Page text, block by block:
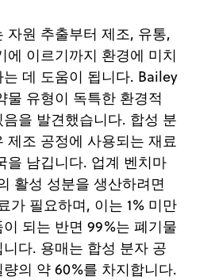
자원 추출부터 제조, 유통,
에 이르기까지 환경에 미치
데 도움이 됩니다. Bailey
물 유형이 독특한 환경적
을 발견했습니다. 합성 분
제조 공정에 사용되는 재료
을 남깁니다. 업계 벤치마
활성 성분을 생산하려면
가 필요하며, 이는 1% 미만
되는 반면 99%는 폐기물
다. 용매는 합성 분자 공
의 약 60%를 차지합니다.